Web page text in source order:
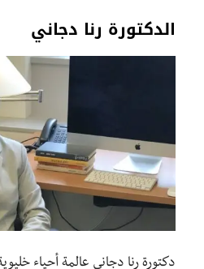
الدكتورة رنا دجاني
دكتورة رنا دجاني عالمة أحياء